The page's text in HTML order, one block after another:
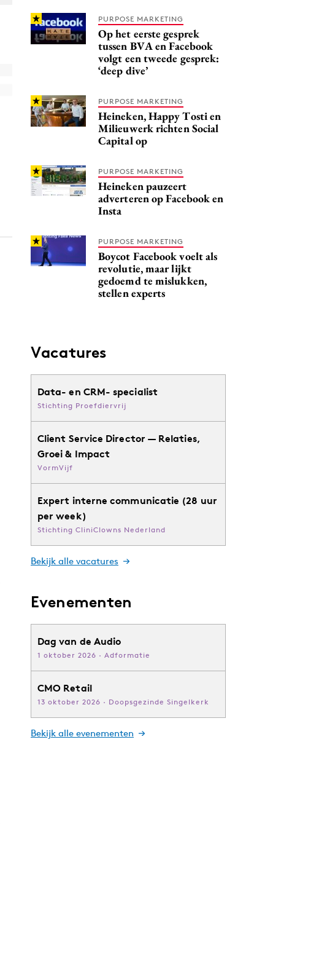
PURPOSE MARKETING
Op het eerste gesprek
tussen BVA en Facebook
volgt een tweede gesprek:
‘deep dive’
PURPOSE MARKETING
Heineken, Happy Tosti en
Milieuwerk richten Social
Capital op
PURPOSE MARKETING
Heineken pauzeert
adverteren op Facebook en
Insta
PURPOSE MARKETING
Boycot Facebook voelt als
revolutie, maar lijkt
gedoemd te mislukken,
stellen experts
Vacatures
Data- en CRM- specialist
Stichting Proefdiervrij
Client Service Director — Relaties,
Groei & Impact
VormVijf
Expert interne communicatie (28 uur
per week)
Stichting CliniClowns Nederland
Bekijk alle vacatures
Evenementen
Dag van de Audio
1 oktober 2026 · Adformatie
CMO Retail
13 oktober 2026 · Doopsgezinde Singelkerk
Bekijk alle evenementen